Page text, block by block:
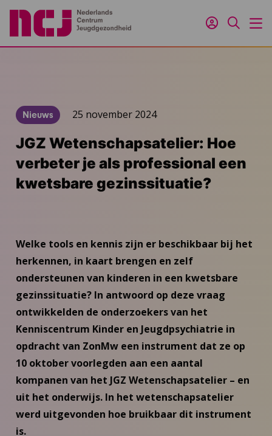
Inloggen
Zoeken
Nieuws 25 november 2024
JGZ Wetenschapsatelier: Hoe
verbeter je als professional een
kwetsbare gezinssituatie?
Welke tools en kennis zijn er beschikbaar bij het
herkennen, in kaart brengen en zelf
ondersteunen van kinderen in een kwetsbare
gezinssituatie? In antwoord op deze vraag
ontwikkelden de onderzoekers van het
Kenniscentrum Kinder en Jeugdpsychiatrie in
opdracht van ZonMw een instrument dat ze op
10 oktober voorlegden aan een aantal
kompanen van het JGZ Wetenschapsatelier – en
uit het onderwijs. In het wetenschapsatelier
werd uitgevonden hoe bruikbaar dit instrument
is.